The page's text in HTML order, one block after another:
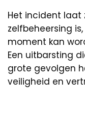
Het incident laat
zelfbeheersing
moment kan
Een uitbarsting
grote gevolgen
veiligheid en